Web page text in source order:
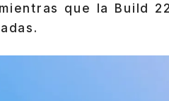
que la Build